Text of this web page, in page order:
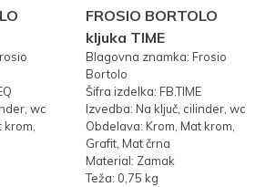
wc
FROSIO BORTOLO
kljuka TIME
Blagovna znamka: Frosio
Bortolo
Šifra izdelka: FB.TIME
Izvedba: Na ključ, cilinder, wc
Obdelava: Krom, Mat krom,
Grafit, Mat črna
Material: Zamak
Teža: 0,75 kg